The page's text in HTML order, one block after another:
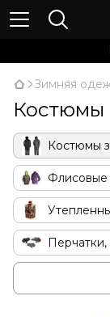
Зимняя
Костюмы
Костюмы
Флисовые